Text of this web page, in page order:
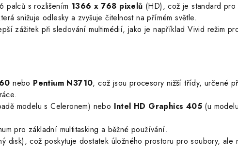
palců s rozlišením 1366 x 768 pixelů (HD), což je standard
snižuje odlesky a zvyšuje čitelnost na přímém světle.
zážitek při sledování multimédií, jako je například Vivid režim
nebo Pentium N3710, což jsou procesory nižší třídy, určené
modelu s Celeronem) nebo Intel HD Graphics 405 (u
pro základní multitasking a běžné používání.
disk), což poskytuje dostatek úložného prostoru pro soubory,